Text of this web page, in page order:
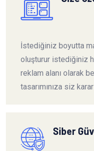
İstediğiniz boyutta
oluşturur istediğiniz
reklam alanı olarak
tasarımınıza siz
Siber